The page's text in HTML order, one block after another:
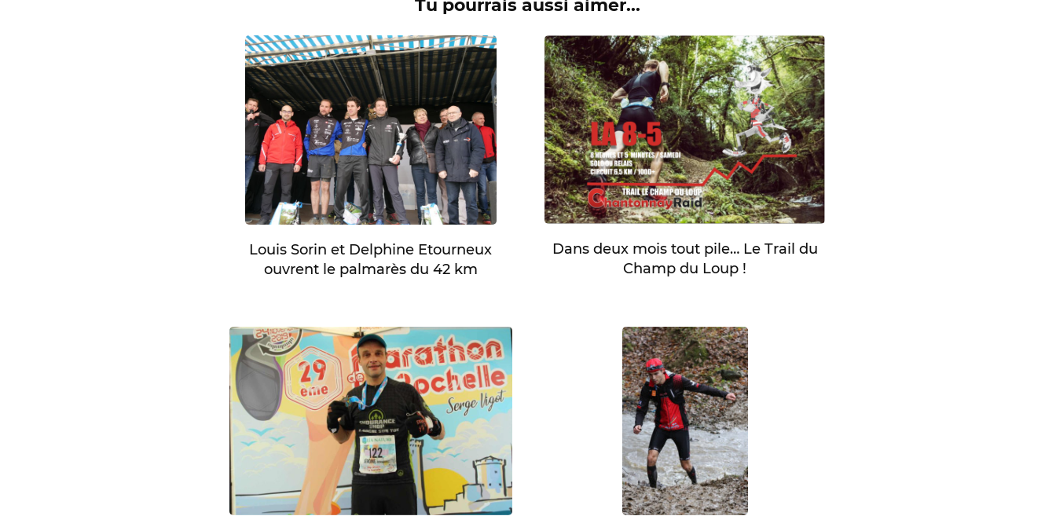
Tu pourrais aussi aimer...
Louis Sorin et Delphine Etourneux
ouvrent le palmarès du 42 km
Dans deux mois tout pile… Le Trail du
Champ du Loup !